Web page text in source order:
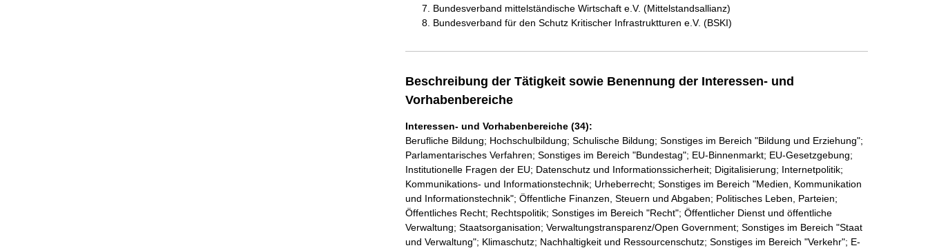
Bundesverband mittelständische Wirtschaft e.V. (Mittelstandsallianz)
Bundesverband für den Schutz Kritischer Infrastruktturen e.V. (BSKI)
Beschreibung der Tätigkeit sowie Benennung der Interessen- und
Vorhabenbereiche
Interessen- und Vorhabenbereiche (34):
Berufliche Bildung; Hochschulbildung; Schulische Bildung; Sonstiges im Bereich "Bildung und Erziehung";
Parlamentarisches Verfahren; Sonstiges im Bereich "Bundestag"; EU-Binnenmarkt; EU-Gesetzgebung;
Institutionelle Fragen der EU; Datenschutz und Informationssicherheit; Digitalisierung; Internetpolitik;
Kommunikations- und Informationstechnik; Urheberrecht; Sonstiges im Bereich "Medien, Kommunikation
und Informationstechnik"; Öffentliche Finanzen, Steuern und Abgaben; Politisches Leben, Parteien;
Öffentliches Recht; Rechtspolitik; Sonstiges im Bereich "Recht"; Öffentlicher Dienst und öffentliche
Verwaltung; Staatsorganisation; Verwaltungstransparenz/Open Government; Sonstiges im Bereich "Staat
und Verwaltung"; Klimaschutz; Nachhaltigkeit und Ressourcenschutz; Sonstiges im Bereich "Verkehr"; E-